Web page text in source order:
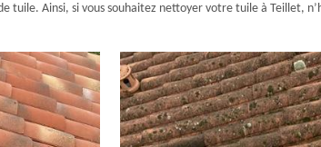
tuile. Ainsi, si vous souhaitez nettoyer votre tuile à Teillet,